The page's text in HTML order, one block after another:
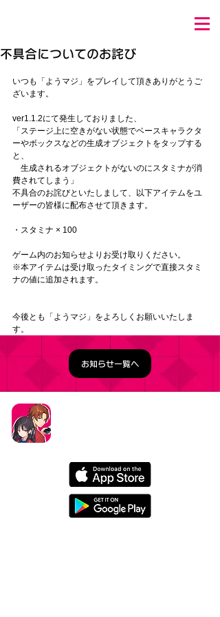
不具合についてのお詫び
いつも「ようマジ」をプレイして頂きありがとうご
ざいます。
ver1.1.2にて発生しておりました、
「ステージ上に空きがない状態でベースキャラクタ
ーやボックスなどの生成オブジェクトをタップする
と、
生成されるオブジェクトがないのにスタミナが消
費されてしまう」
不具合のお詫びといたしまして、以下アイテムをユ
ーザーの皆様に配布させて頂きます。
・スタミナ × 100
ゲーム内のお知らせよりお受け取りください。
※本アイテムは受け取ったタイミングで直接スタミ
ナの値に追加されます。
今後とも「ようマジ」をよろしくお願いいたしま
す。
お知らせ一覧へ